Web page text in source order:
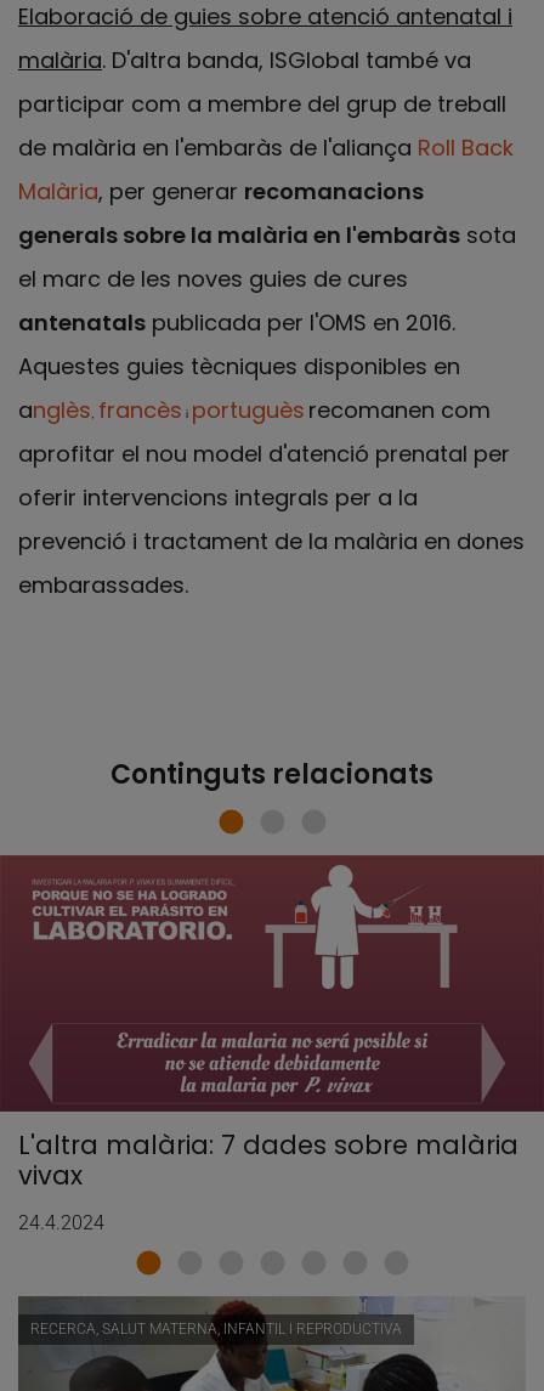
Elaboració de guies sobre atenció antenatal i
malària. D'altra banda, ISGlobal també va
participar com a membre del grup de treball
de malària en l'embaràs de l'aliança Roll Back
Malària, per generar recomanacions
generals sobre la malària en l'embaràs sota
el marc de les noves guies de cures
antenatals publicada per l'OMS en 2016.
Aquestes guies tècniques disponibles en
anglès francès i portuguès recomanen com
aprofitar el nou model d'atenció prenatal per
oferir intervencions integrals per a la
prevenció i tractament de la malària en dones
embarassades.
Continguts relacionats
L'altra malària: 7 dades sobre malària
vivax
24.4.2024
RECERCA, SALUT MATERNA, INFANTIL I REPRODUCTIVA